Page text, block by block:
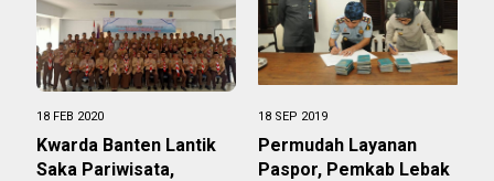
18 FEB 2020
Kwarda Banten Lantik
Saka Pariwisata,
18 SEP 2019
Permudah Layanan
Paspor, Pemkab Lebak